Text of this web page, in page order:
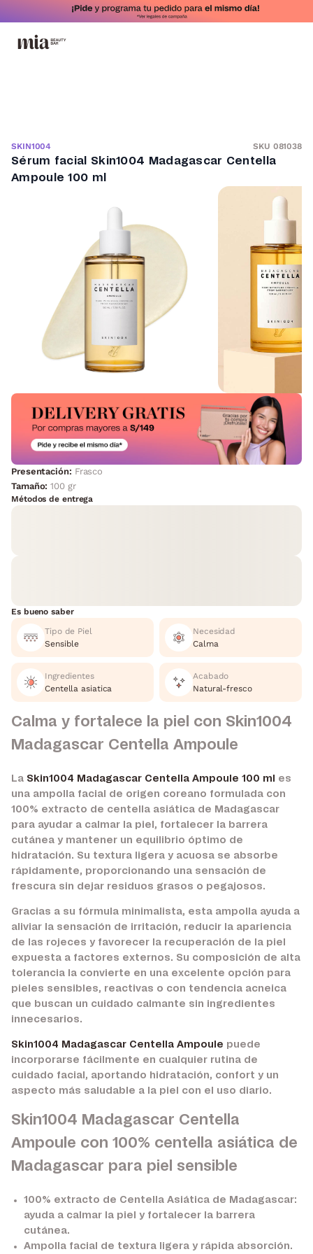
SKIN1004 SKU 081038
Sérum facial Skin1004 Madagascar Centella
Ampoule 100 ml
Presentación: Frasco
Tamaño:100 gr
Métodos de entrega
Es bueno saber
Tipo de Piel
Sensible
Necesidad
Calma
Ingredientes
Centella asiatica
Acabado
Natural-fresco
Calma y fortalece la piel con Skin1004
Madagascar Centella Ampoule
La Skin1004 Madagascar Centella Ampoule 100 ml
es
una ampolla facial de origen coreano formulada con
100% extracto de centella asiática de Madagascar
para ayudar a calmar la piel, fortalecer la barrera
cutánea y mantener un equilibrio óptimo de
hidratación. Su textura ligera y acuosa se absorbe
rápidamente, proporcionando una sensación de
frescura sin dejar residuos grasos o pegajosos.
Gracias a su fórmula minimalista, esta ampolla ayuda a
aliviar la sensación de irritación, reducir la apariencia
de las rojeces y favorecer la recuperación de la piel
expuesta a factores externos. Su composición de alta
tolerancia la convierte en una excelente opción para
pieles sensibles, reactivas o con tendencia acneica
que buscan un cuidado calmante sin ingredientes
innecesarios.
Skin1004 Madagascar Centella Ampoule puede
incorporarse fácilmente en cualquier rutina de
cuidado facial, aportando hidratación, confort y un
aspecto más saludable a la piel con el uso diario.
Skin1004 Madagascar Centella
Ampoule con 100% centella asiática de
Madagascar para piel sensible
100% extracto de Centella Asiática de Madagascar:
ayuda a calmar la piel y fortalecer la barrera
cutánea.
Ampolla facial de textura ligera y rápida absorción.